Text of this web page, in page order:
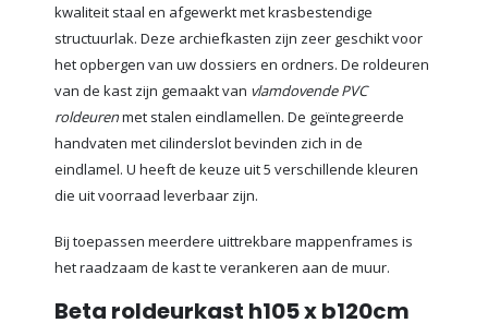
kwaliteit staal en afgewerkt met krasbestendige
structuurlak. Deze archiefkasten zijn zeer geschikt voor
het opbergen van uw dossiers en ordners. De roldeuren
van de kast zijn gemaakt van vlamdovende PVC
roldeurenmet stalen eindlamellen. De geïntegreerde
handvaten met cilinderslot bevinden zich in de
eindlamel. U heeft de keuze uit 5 verschillende kleuren
die uit voorraad leverbaar zijn.
Bij toepassen meerdere uittrekbare mappenframes is
het raadzaam de kast te verankeren aan de muur.
Beta roldeurkast h105 x b120cm